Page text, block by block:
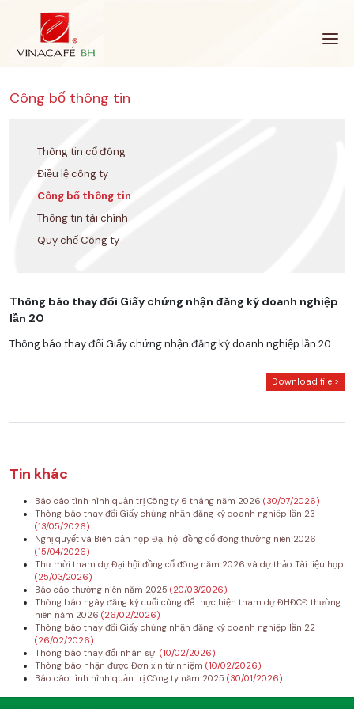
Công bố thông tin
Thông tin cổ đông
Điều lệ công ty
Công bố thông tin
Thông tin tài chính
Quy chế Công ty
Thông báo thay đổi Giấy chứng nhận đăng ký doanh nghiệp
lần 20
Thông báo thay đổi Giấy chứng nhận đăng ký doanh nghiệp lần 20
Download file >
Tin khác
Báo cáo tình hình quản trị Công ty 6 tháng năm 2026 (30/07/2026)
Thông báo thay đổi Giấy chứng nhận đăng ký doanh nghiệp lần 23
(13/05/2026)
Nghị quyết và Biên bản họp Đại hội đồng cổ đông thường niên 2026
(15/04/2026)
Thư mời tham dự Đại hội đồng cổ đông năm 2026 và dự thảo Tài liệu họp
(25/03/2026)
Báo cáo thường niên năm 2025 (20/03/2026)
Thông báo ngày đăng ký cuối cùng để thực hiện tham dự ĐHĐCĐ thường
niên năm 2026 (26/02/2026)
Thông báo thay đổi Giấy chứng nhận đăng ký doanh nghiệp lần 22
(26/02/2026)
Thông báo thay đổi nhân sự (10/02/2026)
Thông báo nhận được Đơn xin từ nhiệm (10/02/2026)
Báo cáo tình hình quản trị Công ty năm 2025 (30/01/2026)